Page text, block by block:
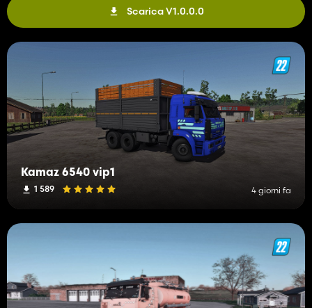
Scarica V1.0.0.0
Kamaz 6540 vip1
1 589 4 giorni fa